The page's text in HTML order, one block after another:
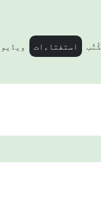
کُتُب استفتاءات